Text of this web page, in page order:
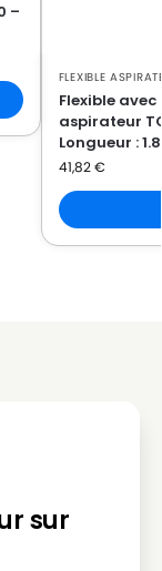
–
FLEXIBLE
Flexible
aspirateur
Longueur :
41,82€
sur